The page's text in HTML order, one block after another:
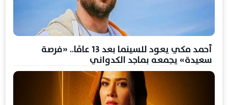
أحمد مكي يعود للسينما بعد 13 عامًا.. «فرصة
سعيدة» يجمعه بماجد الكدواني